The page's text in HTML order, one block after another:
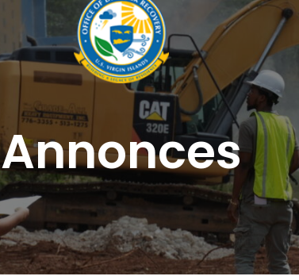
Annonces